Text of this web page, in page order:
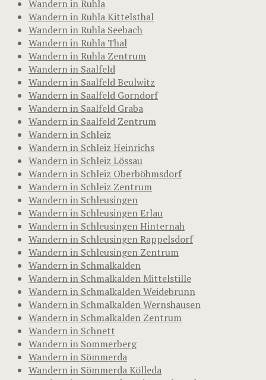
Wandern in Ruhla
Wandern in Ruhla Kittelsthal
Wandern in Ruhla Seebach
Wandern in Ruhla Thal
Wandern in Ruhla Zentrum
Wandern in Saalfeld
Wandern in Saalfeld Beulwitz
Wandern in Saalfeld Gorndorf
Wandern in Saalfeld Graba
Wandern in Saalfeld Zentrum
Wandern in Schleiz
Wandern in Schleiz Heinrichs
Wandern in Schleiz Lössau
Wandern in Schleiz Oberböhmsdorf
Wandern in Schleiz Zentrum
Wandern in Schleusingen
Wandern in Schleusingen Erlau
Wandern in Schleusingen Hinternah
Wandern in Schleusingen Rappelsdorf
Wandern in Schleusingen Zentrum
Wandern in Schmalkalden
Wandern in Schmalkalden Mittelstille
Wandern in Schmalkalden Weidebrunn
Wandern in Schmalkalden Wernshausen
Wandern in Schmalkalden Zentrum
Wandern in Schnett
Wandern in Sommerberg
Wandern in Sömmerda
Wandern in Sömmerda Kölleda